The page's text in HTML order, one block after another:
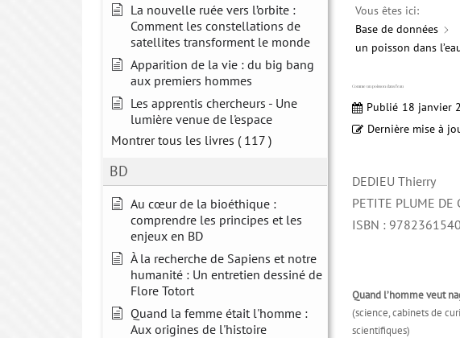
La nouvelle ruée vers l’orbite :
Comment les constellations de
satellites transforment le monde
Apparition de la vie : du big bang
aux premiers hommes
Les apprentis chercheurs - Une
lumière venue de l'espace
Montrer tous les livres ( 117 )
BD
Au cœur de la bioéthique :
comprendre les principes et les
enjeux en BD
À la recherche de Sapiens et notre
humanité : Un entretien dessiné de
Flore Totort
Quand la femme était l'homme :
Aux origines de l'histoire
Vous êtes ici:
Base de données
un poisson dans
Comme un poisson dans l’eau
Publié 18 janvier
Dernière mise à
DEDIEU Thierry
PETITE PLUME DE
ISBN :
Quand l’homme veut
(science, cabinets de
scientifiques)